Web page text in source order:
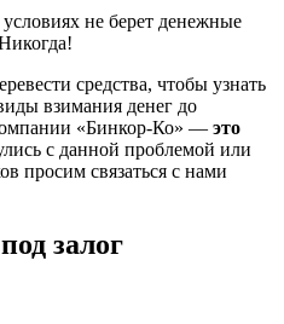
не берет денежные
средства, чтобы узнать
взимания денег до
«Бинкор-Ко» — это
с данной проблемой или
просим связаться с нами
залог